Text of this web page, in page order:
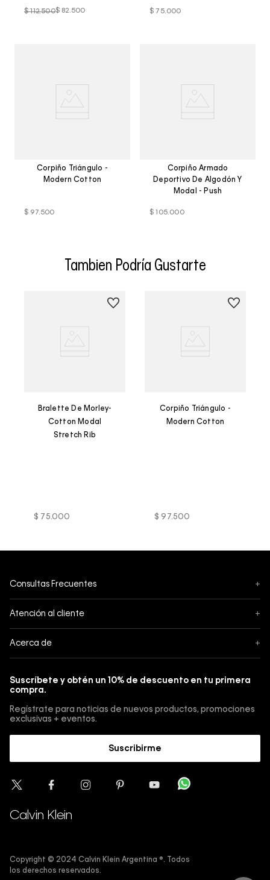
$ 112.500$ 82.500 $ 75.000
Corpiño Triángulo -
Modern Cotton
$ 97.500
Corpiño Armado
Deportivo De Algodón Y
Modal - Push
$ 105.000
Tambien Podría Gustarte
Bralette De Morley-
Cotton Modal
Stretch Rib
$ 75.000
Corpiño Triángulo -
Modern Cotton
$ 97.500
Consultas Frecuentes +
Pedidos
Cambios, envios y devoluciones
Guía de talles
Atención al cliente +
Botón de Arrepentimiento
Acerca de +
Guía de jeans
Guía de cuidado Denim
Suscríbete y obtén un 10% de descuento en tu primera
compra.
Regístrate para noticias de nuevos productos, promociones
exclusivas + eventos.
Suscribirme
Calvin Klein
Copyright © 2024 Calvin Klein Argentina ®. Todos
los derechos reservados.